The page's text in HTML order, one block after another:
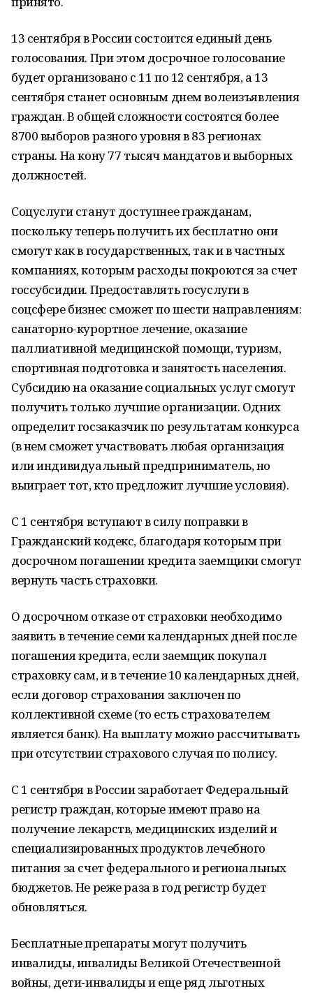
13 сентября в России состоится единый день
голосования. При этом досрочное голосование
будет организовано с 11 по 12 сентября, а 13
сентября станет основным днем волеизъявления
граждан. В общей сложности состоятся более
8700 выборов разного уровня в 83 регионах
страны. На кону 77 тысяч мандатов и выборных
должностей.
Соцуслуги станут доступнее гражданам,
поскольку теперь получить их бесплатно они
смогут как в государственных, так и в частных
компаниях, которым расходы покроются за счет
госсубсидии. Предоставлять госуслуги в
соцсфере бизнес сможет по шести направлениям:
санаторно-курортное лечение, оказание
паллиативной медицинской помощи, туризм,
спортивная подготовка и занятость населения.
Субсидию на оказание социальных услуг смогут
получить только лучшие организации. Одних
определит госзаказчик по результатам конкурса
(в нем сможет участвовать любая организация
или индивидуальный предприниматель, но
выиграет тот, кто предложит лучшие условия).
C 1 сентября вступают в силу поправки в
Гражданский кодекс, благодаря которым при
досрочном погашении кредита заемщики смогут
вернуть часть страховки.
О досрочном отказе от страховки необходимо
заявить в течение семи календарных дней после
погашения кредита, если заемщик покупал
страховку сам, и в течение 10 календарных дней,
если договор страхования заключен по
коллективной схеме (то есть страхователем
является банк). На выплату можно рассчитывать
при отсутствии страхового случая по полису.
С 1 сентября в России заработает Федеральный
регистр граждан, которые имеют право на
получение лекарств, медицинских изделий и
специализированных продуктов лечебного
питания за счет федерального и региональных
бюджетов. Не реже раза в год регистр будет
обновляться.
Бесплатные препараты могут получить
инвалиды, инвалиды Великой Отечественной
войны, дети-инвалиды и еще ряд льготных